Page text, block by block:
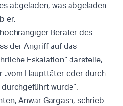
abgeladen, was abgeladen
er.
Berater des
der Angriff auf das
Eskalation“ darstelle,
„vom Haupttäter oder durch
wurde“.
Anwar Gargash, schrieb